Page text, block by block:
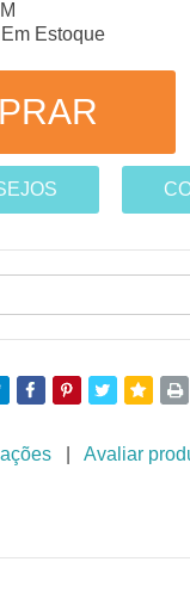
Estoque
|Avaliar